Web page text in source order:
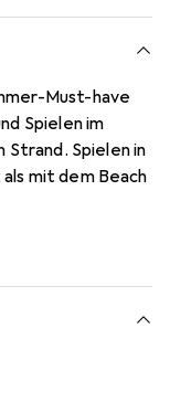
Must-have
Spielen im
Strand. Spielen in
mit dem Beach